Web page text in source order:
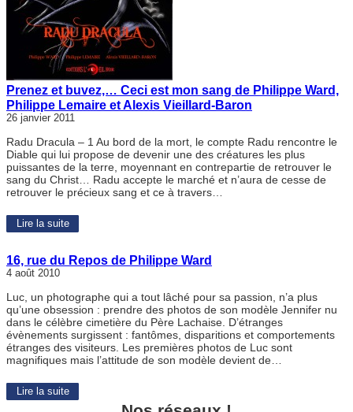
Prenez et buvez,… Ceci est mon sang de Philippe Ward,
Philippe Lemaire et Alexis Vieillard-Baron
26 janvier 2011
Radu Dracula – 1 Au bord de la mort, le compte Radu rencontre le
Diable qui lui propose de devenir une des créatures les plus
puissantes de la terre, moyennant en contrepartie de retrouver le
sang du Christ… Radu accepte le marché et n’aura de cesse de
retrouver le précieux sang et ce à travers…
Lire la suite
16, rue du Repos de Philippe Ward
4 août 2010
Luc, un photographe qui a tout lâché pour sa passion, n’a plus
qu’une obsession : prendre des photos de son modèle Jennifer nu
dans le célèbre cimetière du Père Lachaise. D’étranges
évènements surgissent : fantômes, disparitions et comportements
étranges des visiteurs. Les premières photos de Luc sont
magnifiques mais l’attitude de son modèle devient de…
Lire la suite